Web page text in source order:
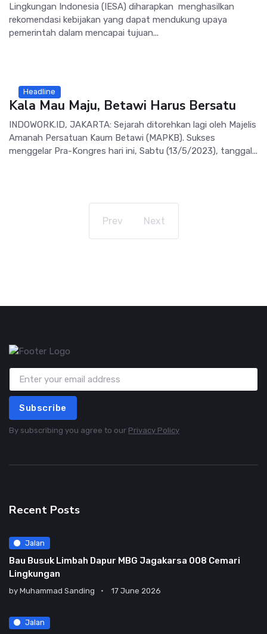
Lingkungan Indonesia (IESA) diharapkan menghasilkan
rekomendasi kebijakan yang dapat mendukung upaya
pemerintah dalam mencapai tujuan...
Headline
Kala Mau Maju, Betawi Harus Bersatu
INDOWORK.ID, JAKARTA: Sejarah ditorehkan lagi oleh Majelis
Amanah Persatuan Kaum Betawi (MAPKB). Sukses
menggelar Pra-Kongres hari ini, Sabtu (13/5/2023), tanggal...
Prev Next
Subscribe
By subscribing you agree to our Privacy Policy
Recent Posts
Jalan
Bau Busuk Limbah Dapur MBG Jagakarsa 008 Cemari
Lingkungan
by Muhammad Sanding 17 June 2026
Jalan